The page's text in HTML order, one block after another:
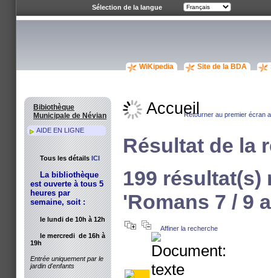
Accueil
WiKipedia Site de la BDA
Retourner au premier écran
Résultat de la
199 résultat(s)
'Romans 7 / 9
Affiner la recherche
Bibiothèque
Municipale de Névian
AIDE EN LIGNE
Tous les détailsICI
La bibliothèque
est ouverte à tous 5
heures par
semaine, soit :
le lundi de 10h à 12h
le mercredi de 16h à
19h
Entrée uniquement par le
jardin d'enfants
Sélection de la langue